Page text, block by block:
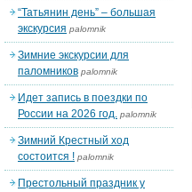
“Татьянин день” – большая
экскурсия palomnik
Зимние экскурсии для
паломников palomnik
Идет запись в поездки по
России на 2026 год. palomnik
Зимний Крестный ход
состоится ! palomnik
Престольный праздник у